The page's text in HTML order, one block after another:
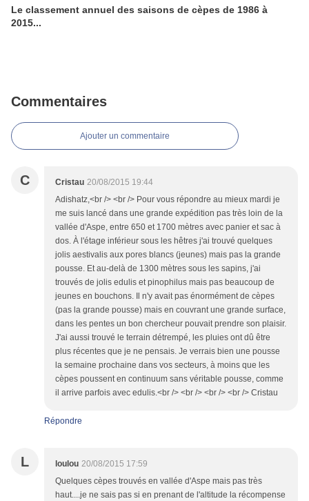
Le classement annuel des saisons de cèpes de 1986 à
2015...
Commentaires
Ajouter un commentaire
C Cristau 20/08/2015 19:44
Adishatz,<br /> <br /> Pour vous répondre au mieux mardi je
me suis lancé dans une grande expédition pas très loin de la
vallée d'Aspe, entre 650 et 1700 mètres avec panier et sac à
dos. À l'étage inférieur sous les hêtres j'ai trouvé quelques
jolis aestivalis aux pores blancs (jeunes) mais pas la grande
pousse. Et au-delà de 1300 mètres sous les sapins, j'ai
trouvés de jolis edulis et pinophilus mais pas beaucoup de
jeunes en bouchons. Il n'y avait pas énormément de cèpes
(pas la grande pousse) mais en couvrant une grande surface,
dans les pentes un bon chercheur pouvait prendre son plaisir.
J'ai aussi trouvé le terrain détrempé, les pluies ont dû être
plus récentes que je ne pensais. Je verrais bien une pousse
la semaine prochaine dans vos secteurs, à moins que les
cèpes poussent en continuum sans véritable pousse, comme
il arrive parfois avec edulis.<br /> <br /> <br /> <br /> Cristau
Répondre
L loulou 20/08/2015 17:59
Quelques cèpes trouvés en vallée d'Aspe mais pas très
haut....je ne sais pas si en prenant de l'altitude la récompense